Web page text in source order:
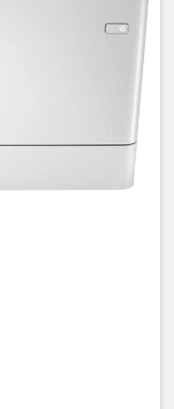
với nhiều loại khổ giấy in
nghệ in 2 mặt hiện đại.
kiệm được chi phí tiền
| Đa dạng khổ giấy in
hợp với nhiều loại khổ
B6 (JIS), 16K (195 x
in trang đầu tiên nhanh
hình hiển thị in 2-line
màn hình này bạn có thể
tác in nhanh chóng, tiện